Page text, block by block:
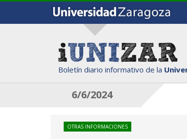
Boletín diario informativo de la
6/6/2024
OTRAS INFORMACIONES